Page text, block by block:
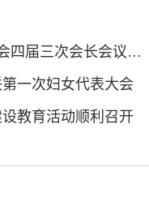
凝聚各方力量 提升服务职能 ——鄂尔多斯建筑业协会四届三次会长会议顺利召开
一次妇女代表大会
教育活动顺利召开